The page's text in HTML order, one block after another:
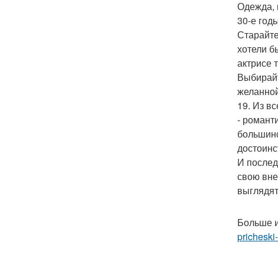
Одежда,
30-е
хотели
актрисе
19. Из
-
И
свою
Больше